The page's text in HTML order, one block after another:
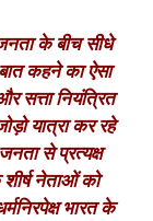
के बीच सीधे
कहने का ऐसा
सत्ता नियंत्रित
यात्रा कर रहे
से प्रत्यक्ष
नेताओं को
भारत के